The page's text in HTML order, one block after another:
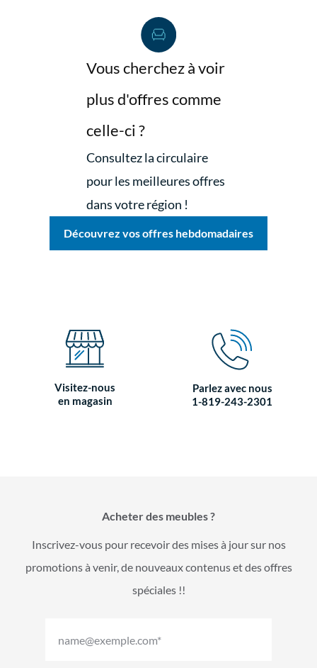
Vous cherchez à voir
plus d'offres comme
celle-ci ?
Consultez la circulaire
pour les meilleures offres
dans votre région !
Découvrez vos offres hebdomadaires
Visitez-nous
en magasin
Parlez avec nous
1-819-243-2301
Acheter des meubles ?
Inscrivez-vous pour recevoir des mises à jour sur nos
promotions à venir, de nouveaux contenus et des offres
spéciales !!